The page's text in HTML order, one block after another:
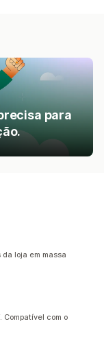
para
loja em massa
Compatível com o